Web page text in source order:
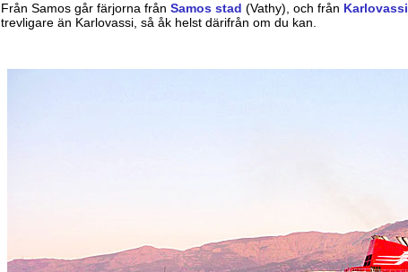
Från Samos går färjorna från Samos stad (Vathy), och från Karlovassi
trevligare än Karlovassi, så åk helst därifrån om du kan.